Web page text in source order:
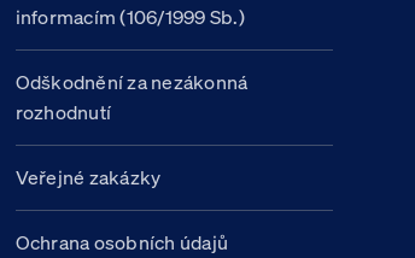
informacím (106/1999 Sb.)
Odškodnění za nezákonná
rozhodnutí
Veřejné zakázky
Ochrana osobních údajů